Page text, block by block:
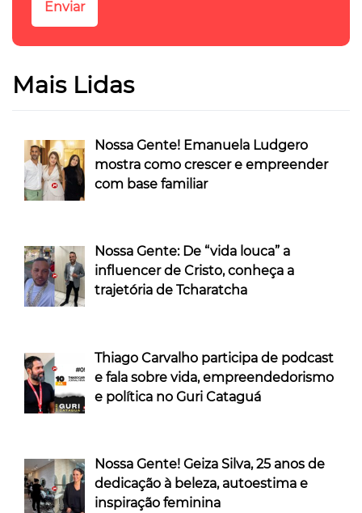
Mais Lidas
Nossa Gente! Emanuela Ludgero
mostra como crescer e empreender
com base familiar
Nossa Gente: De “vida louca” a
influencer de Cristo, conheça a
trajetória de Tcharatcha
Thiago Carvalho participa de podcast
e fala sobre vida, empreendedorismo
e política no Guri Cataguá
Nossa Gente! Geiza Silva, 25 anos de
dedicação à beleza, autoestima e
inspiração feminina